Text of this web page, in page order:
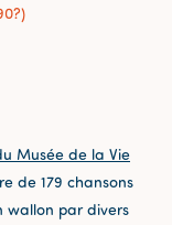
Musée de la Vie
de 179 chansons
wallon par divers